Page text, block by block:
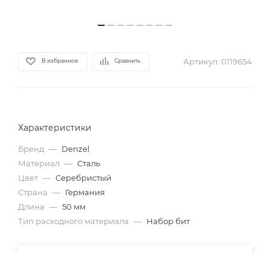
В избранное Сравнить Артикул: 0119654
Характеристики
Бренд — Denzel
Материал — Сталь
Цвет — Серебристый
Страна — Германия
Длина — 50 мм
Тип расходного материала — Набор бит